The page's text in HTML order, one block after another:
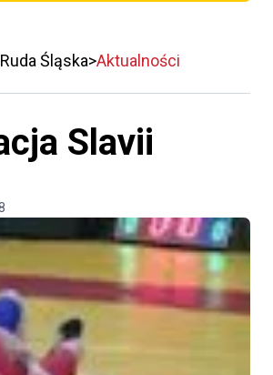
Ruda Śląska Aktualności
Slavii